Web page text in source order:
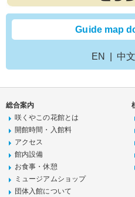
Guide map
EN 中文
総合案内
咲くやこの花館とは
開館時間・入館料
アクセス
館内設備
お食事・休憩
ミュージアムショップ
団体入館について